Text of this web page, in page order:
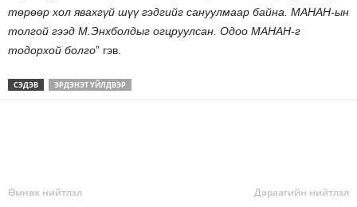
төрөөр хол явахгүй шүү гэдгийг сануулмаар байна. МАНАН-ын
толгой гээд М.Энхболдыг огцруулсан. Одоо МАНАН-г
тодорхой болго” гэв.
СЭДЭВ ЭРДЭНЭТ ҮЙЛДВЭР
Өмнөх нийтлэл Дараагийн нийтлэл